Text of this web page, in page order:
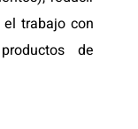
trabajo con
de